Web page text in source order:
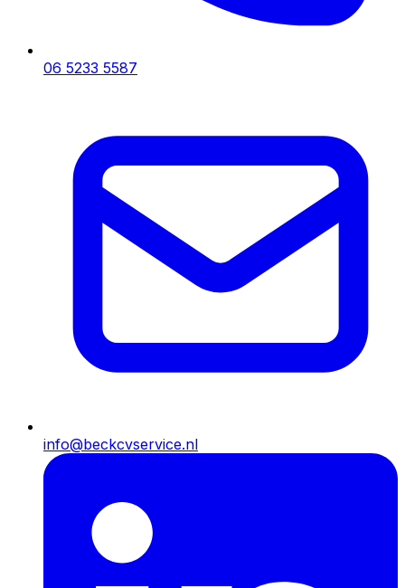
06 5233 5587
info@beckcvservice.nl